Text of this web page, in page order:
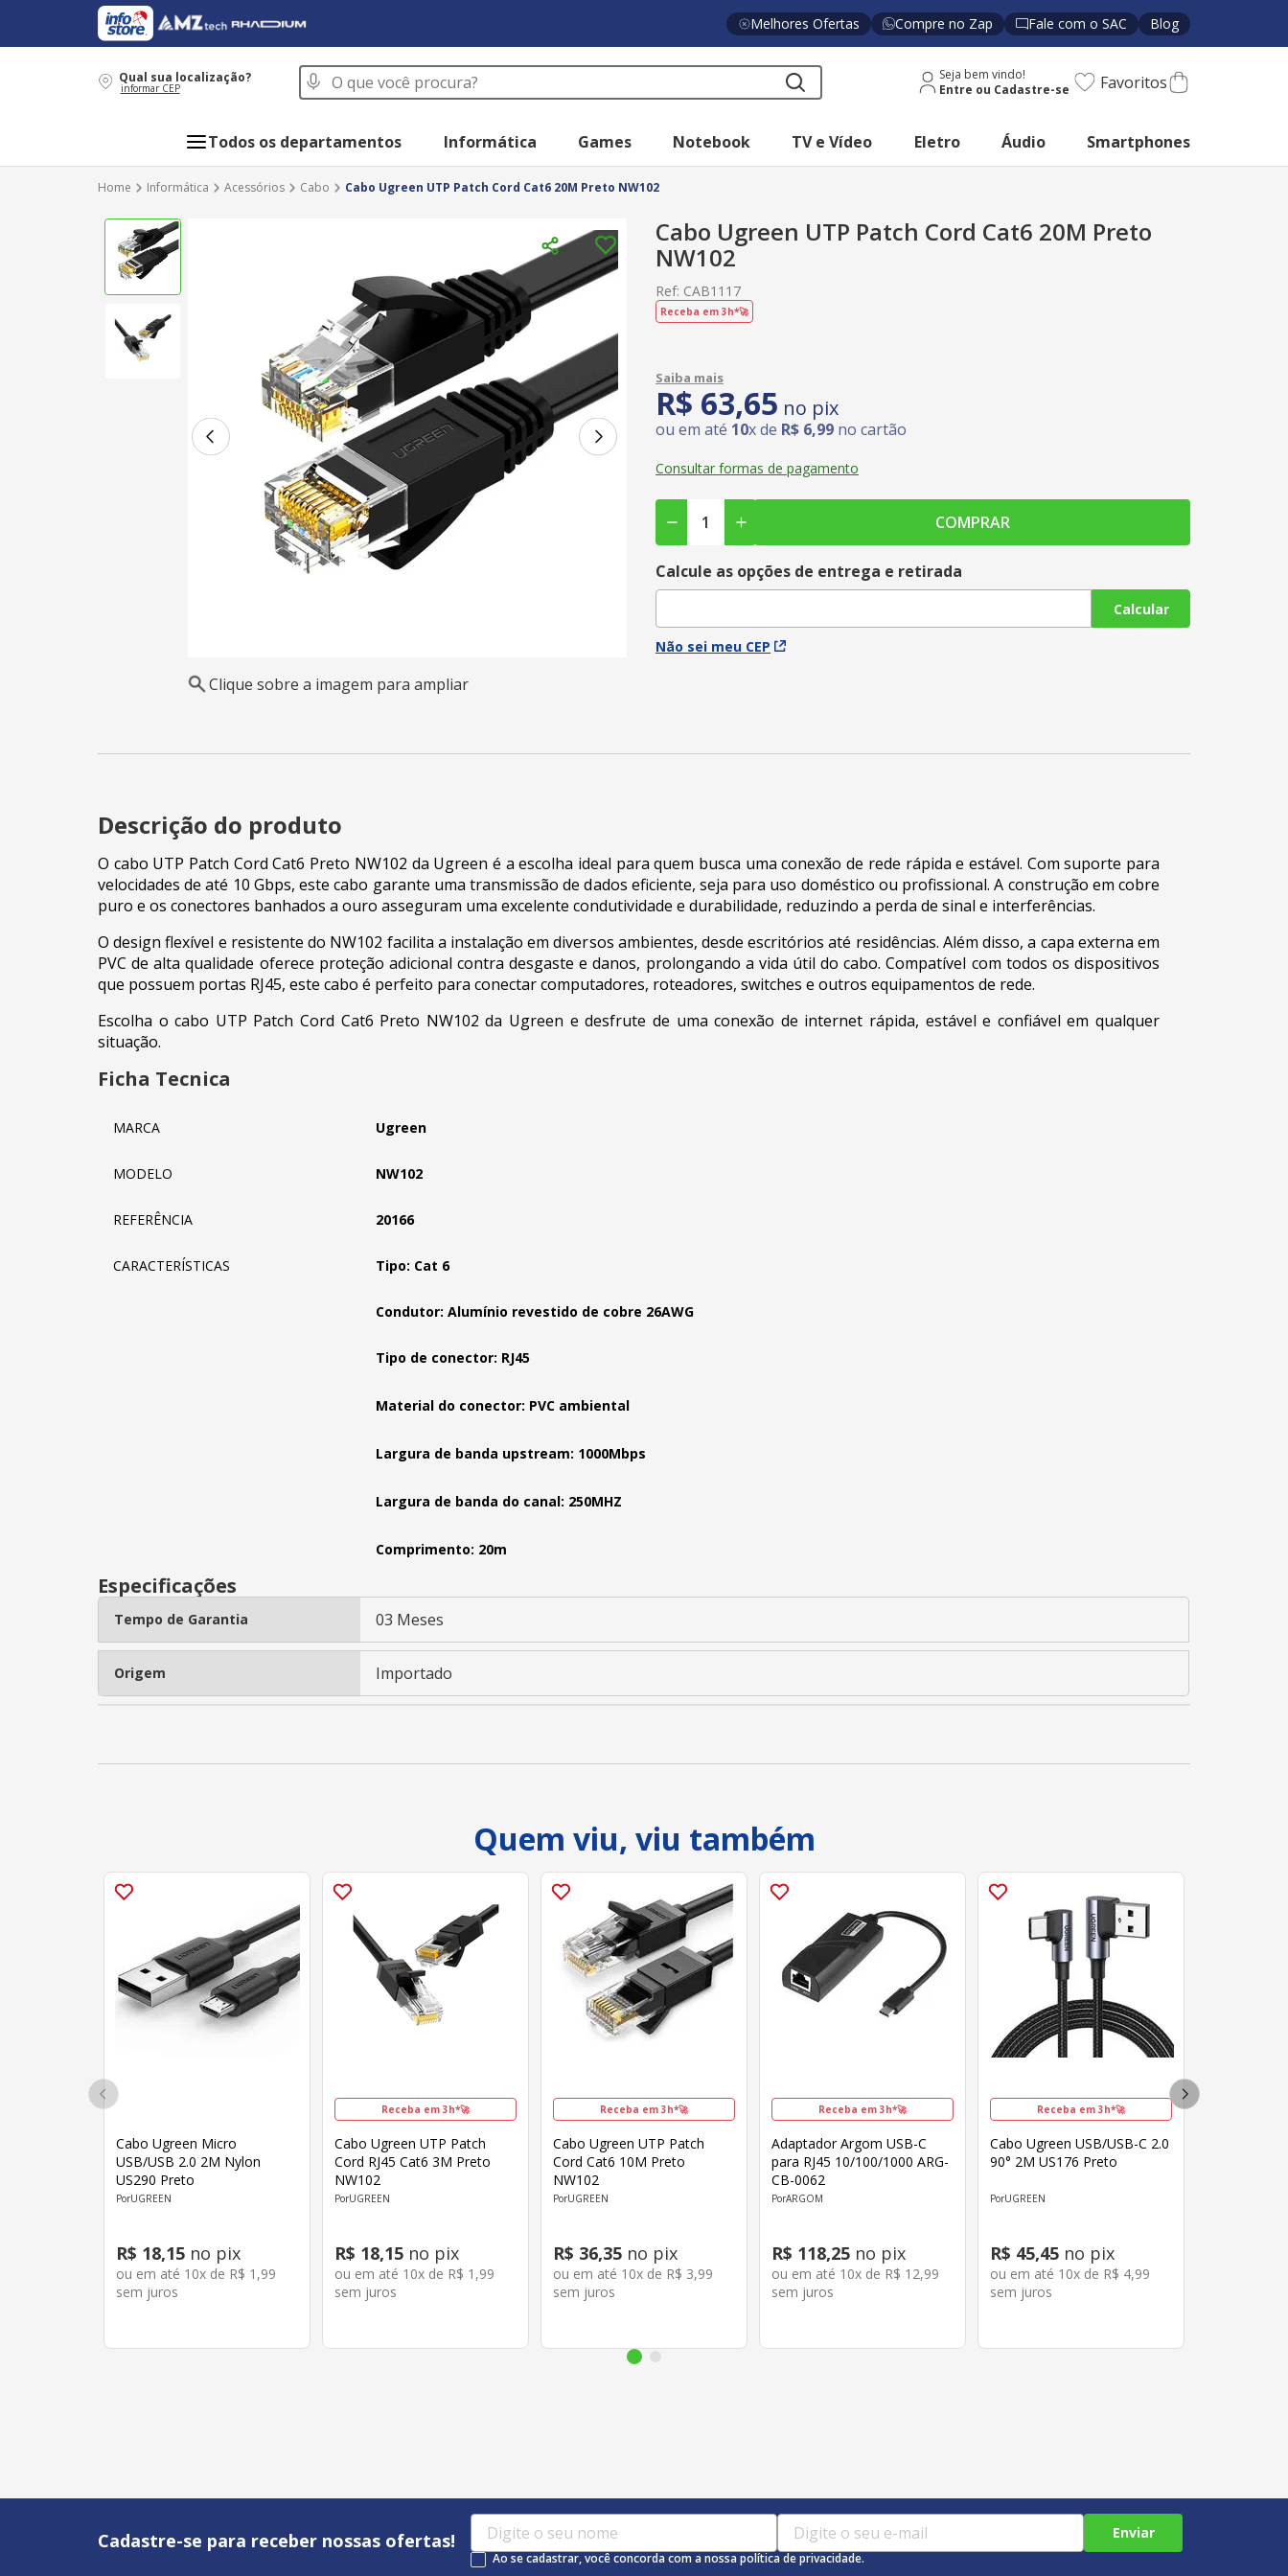
Melhores Ofertas Compre no Zap Fale com o SAC Blog
Qual sua localização?
informar CEP
O que você procura? Seja bem vindo! Favoritos
Todos os departamentos Informática Games Notebook TV e Vídeo Eletro Áudio Smartphones
Informática Acessórios Cabo Cabo Ugreen UTP Patch Cord Cat6 20M Preto NW102
Clique sobre a imagem para ampliar
Cabo Ugreen UTP Patch Cord Cat6 20M Preto
NW102
Ref: CAB1117
Receba em 3h*🚀
R$ 63,65 no pix
ou em até 10x de R$ 6,99 no cartão
Consultar formas de pagamento
COMPRAR
Calcule as opções de entrega e retirada
Calcular
Não sei meu CEP
Descrição do produto
O cabo UTP Patch Cord Cat6 Preto NW102 da Ugreen é a escolha ideal para quem busca uma conexão de rede rápida e estável. Com suporte para
velocidades de até 10 Gbps, este cabo garante uma transmissão de dados eficiente, seja para uso doméstico ou profissional. A construção em cobre
puro e os conectores banhados a ouro asseguram uma excelente condutividade e durabilidade, reduzindo a perda de sinal e interferências.
O design flexível e resistente do NW102 facilita a instalação em diversos ambientes, desde escritórios até residências. Além disso, a capa externa em
PVC de alta qualidade oferece proteção adicional contra desgaste e danos, prolongando a vida útil do cabo. Compatível com todos os dispositivos
que possuem portas RJ45, este cabo é perfeito para conectar computadores, roteadores, switches e outros equipamentos de rede.
Escolha o cabo UTP Patch Cord Cat6 Preto NW102 da Ugreen e desfrute de uma conexão de internet rápida, estável e confiável em qualquer
situação.
Ficha Tecnica
MARCA Ugreen
MODELO NW102
REFERÊNCIA 20166
CARACTERÍSTICAS Tipo: Cat 6
Condutor: Alumínio revestido de cobre 26AWG
Tipo de conector: RJ45
Material do conector: PVC ambiental
Largura de banda upstream: 1000Mbps
Largura de banda do canal: 250MHZ
Comprimento: 20m
Especificações
Tempo de Garantia 03 Meses
Origem Importado
Quem viu, viu também
Cabo Ugreen Micro
USB/USB 2.0 2M Nylon
US290 Preto
UGREEN
R$ 18,15 no pix
ou em até 10x de R$ 1 ,99
sem juros
Receba em 3h*🚀
Cabo Ugreen UTP Patch
Cord RJ45 Cat6 3M Preto
NW102
UGREEN
R$ 18,15 no pix
ou em até 10x de R$ 1 ,99
sem juros
Receba em 3h*🚀
Cabo Ugreen UTP Patch
Cord Cat6 10M Preto
NW102
UGREEN
R$ 36,35 no pix
ou em até 10x de R$ 3,99
sem juros
Receba em 3h*🚀
Adaptador Argom USB-C
para RJ45 10/100/1000 ARG-
CB-0062
ARGOM
R$ 118,25 no pix
ou em até 10x de R$ 12,99
sem juros
Receba em 3h*🚀
Cabo Ugreen USB/USB-C 2.0
90° 2M US176 Preto
UGREEN
R$ 45,45 no pix
ou em até 10x de R$ 4,99
sem juros
Cadastre-se para receber nossas ofertas! Enviar
Ao se cadastrar, você concorda com a nossa política de privacidade.